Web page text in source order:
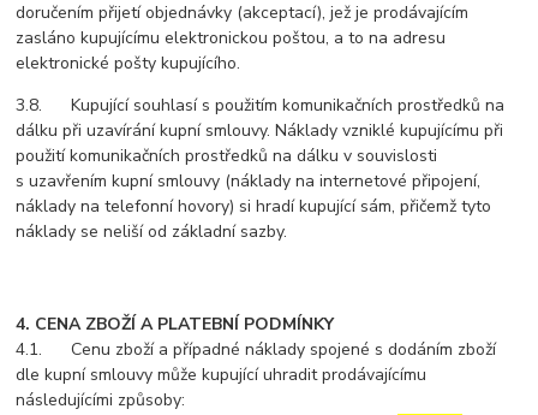
doručením přijetí objednávky (akceptací), jež je prodávajícím
zasláno kupujícímu elektronickou poštou, a to na adresu
elektronické pošty kupujícího.
3.8. Kupující souhlasí s použitím komunikačních prostředků na
dálku při uzavírání kupní smlouvy. Náklady vzniklé kupujícímu při
použití komunikačních prostředků na dálku v souvislosti
s uzavřením kupní smlouvy (náklady na internetové připojení,
náklady na telefonní hovory) si hradí kupující sám, přičemž tyto
náklady se neliší od základní sazby.
4. CENA ZBOŽÍ A PLATEBNÍ PODMÍNKY
4.1. Cenu zboží a případné náklady spojené s dodáním zboží
dle kupní smlouvy může kupující uhradit prodávajícímu
následujícími způsoby: